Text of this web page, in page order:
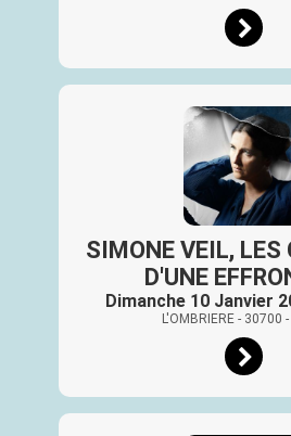
SIMONE VEIL, LES
D'UNE
Dimanche 10 Janvier
L'OMBRIERE - 30700